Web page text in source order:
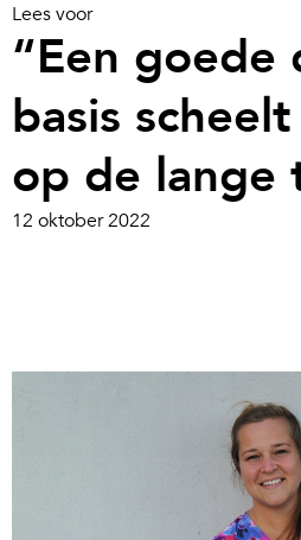
Lees voor
“Een goede
basis
op de lange
12 oktober 2022